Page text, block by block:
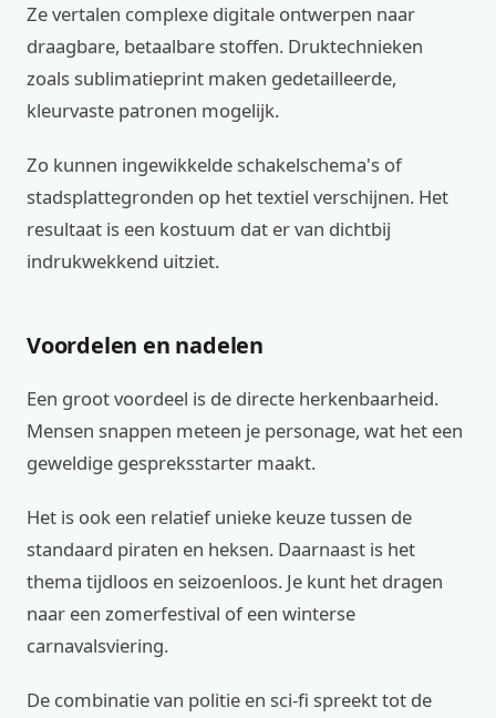
Ze vertalen complexe digitale ontwerpen naar
draagbare, betaalbare stoffen. Druktechnieken
zoals sublimatieprint maken gedetailleerde,
kleurvaste patronen mogelijk.
Zo kunnen ingewikkelde schakelschema's of
stadsplattegronden op het textiel verschijnen. Het
resultaat is een kostuum dat er van dichtbij
indrukwekkend uitziet.
Voordelen en nadelen
Een groot voordeel is de directe herkenbaarheid.
Mensen snappen meteen je personage, wat het een
geweldige gespreksstarter maakt.
Het is ook een relatief unieke keuze tussen de
standaard piraten en heksen. Daarnaast is het
thema tijdloos en seizoenloos. Je kunt het dragen
naar een zomerfestival of een winterse
carnavalsviering.
De combinatie van politie en sci-fi spreekt tot de